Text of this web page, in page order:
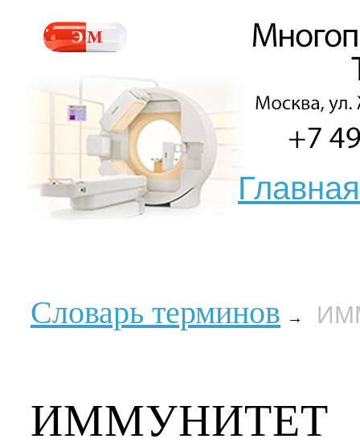
Главная
Словарь терминов →
ИММУНИТЕТ